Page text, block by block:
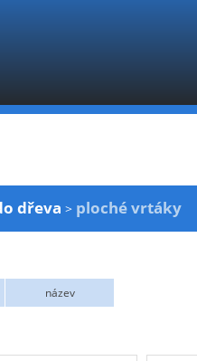
dřeva > ploché vrtáky
název